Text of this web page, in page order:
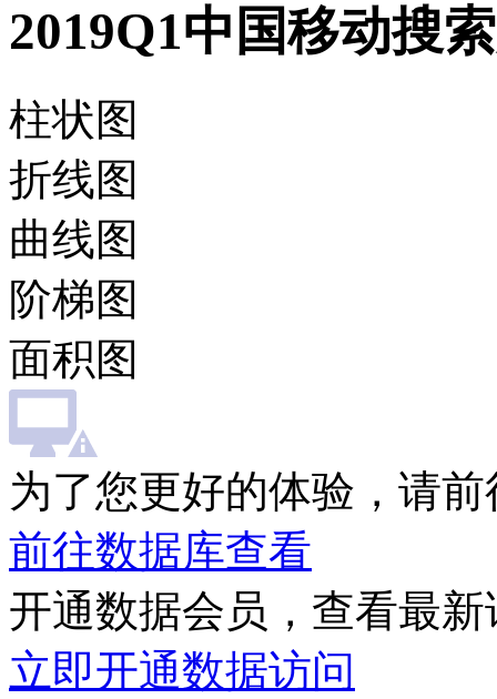
2019Q1中国移动搜
柱状图
折线图
曲线图
阶梯图
面积图
为了您更好的体验，请
前往数据库查看
开通数据会员，查看最
立即开通数据访问